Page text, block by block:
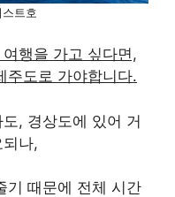
트호
행을 가고 싶다면,
주도로 가야합니다.
, 경상도에 있어 거
나,
기 때문에 전체 시간